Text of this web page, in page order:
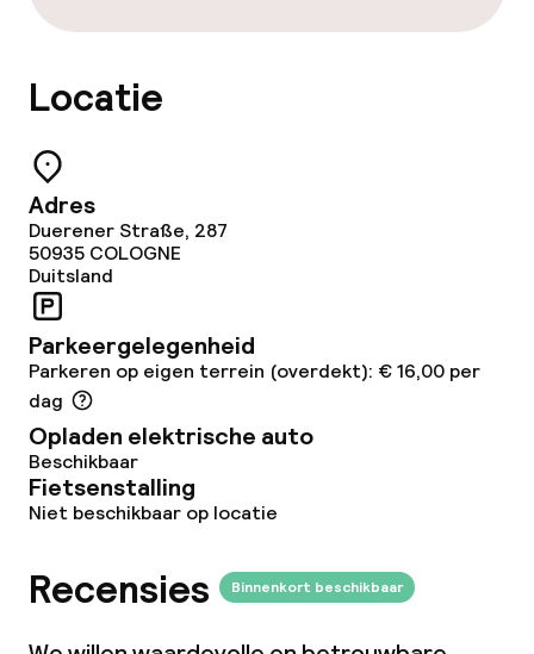
Ontbijtbuffet
Lunch à la carte
Diner à la carte
Roomservice
Vroeg ontbijt
Dieetopties
Vegetarische opties
Locatie
Adres
Duerener Straße, 287
50935 COLOGNE
Duitsland
Parkeergelegenheid
Parkeren op eigen terrein (overdekt): € 16,00 per
dag
Opladen elektrische auto
Beschikbaar
Fietsenstalling
Niet beschikbaar op locatie
Recensies Binnenkort beschikbaar